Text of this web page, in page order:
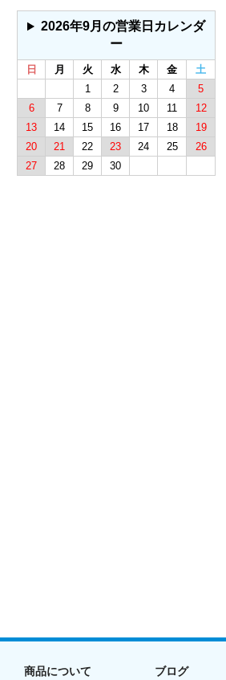
2026年9月の営業日カレンダ
ー
日 月 火 水 木 金
土
1
2 3 4
5
6
7 8 9 10 11
12
13
14 15 16 17 18
19
20
21 22 23 24 25
26
27
28 29 30
商品について ブログ